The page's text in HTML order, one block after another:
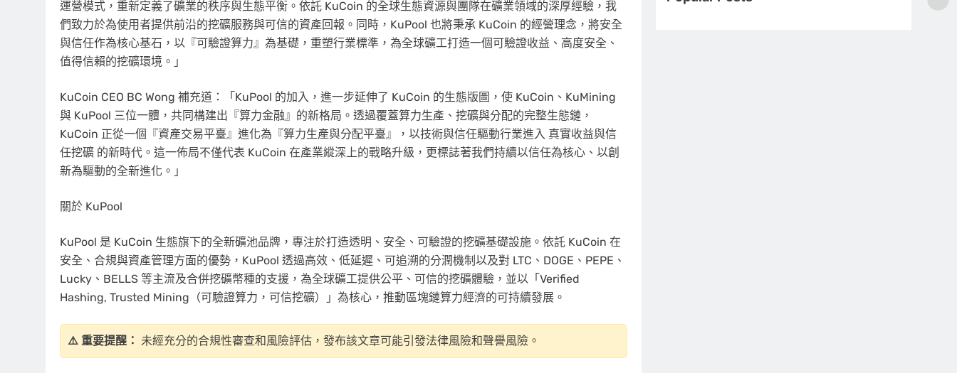
運營模式，重新定義了礦業的秩序與生態平衡。依託 KuCoin 的全球生態資源與團隊在礦業領域的深厚經驗，我
們致力於為使用者提供前沿的挖礦服務與可信的資產回報。同時，KuPool 也將秉承 KuCoin 的經營理念，將安全
與信任作為核心基石，以『可驗證算力』為基礎，重塑行業標準，為全球礦工打造一個可驗證收益、高度安全、
值得信賴的挖礦環境。」
KuCoin CEO BC Wong 補充道：「KuPool 的加入，進一步延伸了 KuCoin 的生態版圖，使 KuCoin、KuMining
與 KuPool 三位一體，共同構建出『算力金融』的新格局。透過覆蓋算力生產、挖礦與分配的完整生態鏈，
KuCoin 正從一個『資產交易平臺』進化為『算力生產與分配平臺』，以技術與信任驅動行業進入 真實收益與信
任挖礦 的新時代。這一佈局不僅代表 KuCoin 在產業縱深上的戰略升級，更標誌著我們持續以信任為核心、以創
新為驅動的全新進化。」
關於 KuPool
KuPool 是 KuCoin 生態旗下的全新礦池品牌，專注於打造透明、安全、可驗證的挖礦基礎設施。依託 KuCoin 在
安全、合規與資產管理方面的優勢，KuPool 透過高效、低延遲、可追溯的分潤機制以及對 LTC、DOGE、PEPE、
Lucky、BELLS 等主流及合併挖礦幣種的支援，為全球礦工提供公平、可信的挖礦體驗，並以「Verified
Hashing, Trusted Mining（可驗證算力，可信挖礦）」為核心，推動區塊鏈算力經濟的可持續發展。
⚠️ 重要提醒： 未經充分的合規性審查和風險評估，發布該文章可能引發法律風險和聲譽風險。